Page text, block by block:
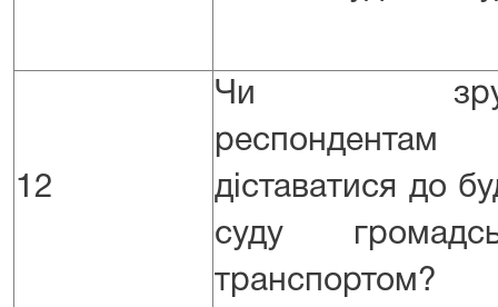
12
Чи
респондентам
діставатися до
суду
транспортом?